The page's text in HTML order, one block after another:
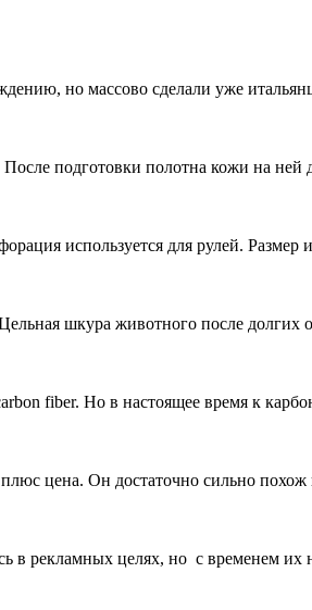
но массово сделали уже
подготовки полотна кожи на
используется для рулей.
шкура животного после долгих
fiber. Но в настоящее время к
цена. Он достаточно сильно
в рекламных целях, но с временем их